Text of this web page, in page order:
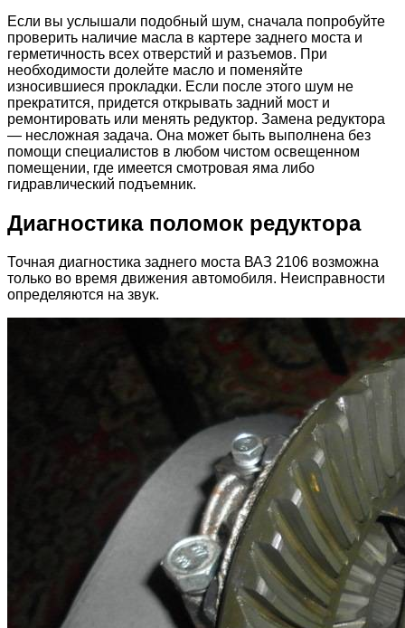
Если вы услышали подобный шум, сначала попробуйте
проверить наличие масла в картере заднего моста и
герметичность всех отверстий и разъемов. При
необходимости долейте масло и поменяйте
износившиеся прокладки. Если после этого шум не
прекратится, придется открывать задний мост и
ремонтировать или менять редуктор. Замена редуктора
— несложная задача. Она может быть выполнена без
помощи специалистов в любом чистом освещенном
помещении, где имеется смотровая яма либо
гидравлический подъемник.
Диагностика поломок редуктора
Точная диагностика заднего моста ВАЗ 2106 возможна
только во время движения автомобиля. Неисправности
определяются на звук.